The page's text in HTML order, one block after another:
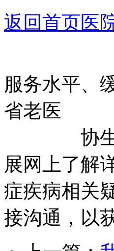
返回首页医
响应国
服务水平、
省老医
协生殖医
展网上了解
症疾病相关
接沟通，以